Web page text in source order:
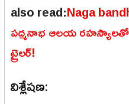
also read:Naga
పద్మనాభ ఆలయ రహస్యాలతో
ట్రైలర్!
విశ్లేషణ: